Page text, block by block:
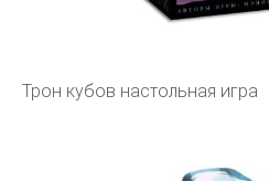
Трон кубов настольная игра